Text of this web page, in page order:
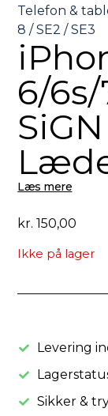
6/6s/
Læs mere
kr. 150,00
Ikke på lager
Levering
Sikker &